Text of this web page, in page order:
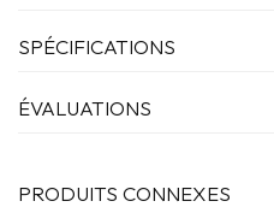
SPÉCIFICATIONS
ÉVALUATIONS
PRODUITS CONNEXES